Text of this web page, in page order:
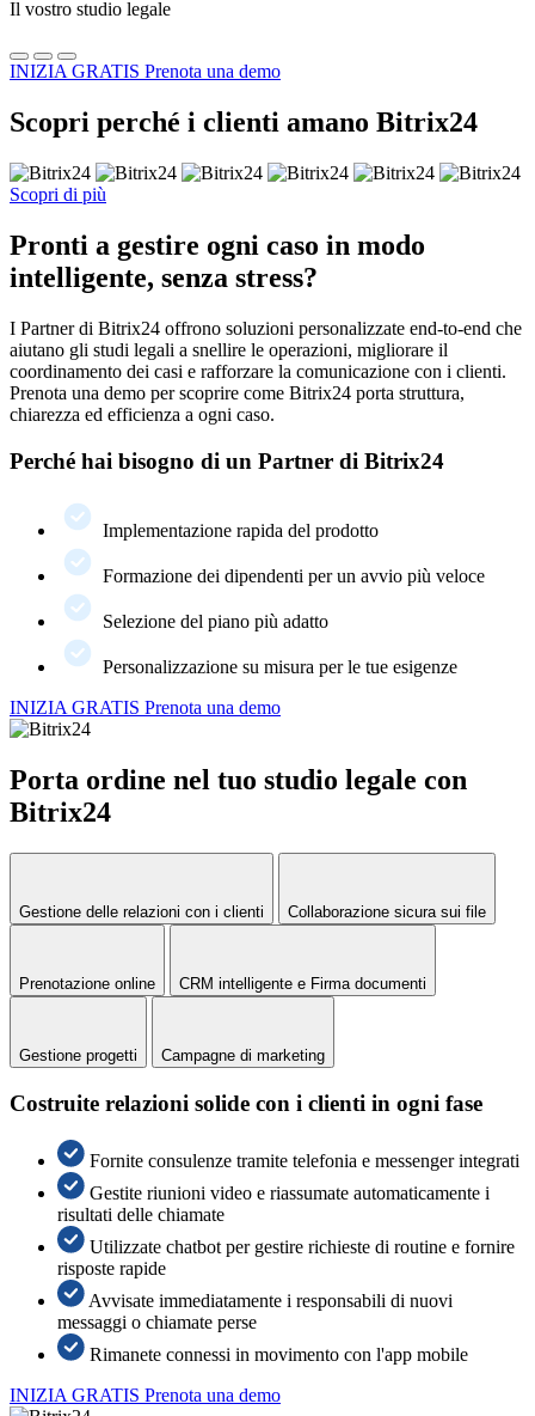
Il vostro studio legale
INIZIA GRATIS Prenota una demo
Scopri perché i clienti amano Bitrix24
Scopri di più
Pronti a gestire ogni caso in modo
intelligente, senza stress?
I Partner di Bitrix24 offrono soluzioni personalizzate end-to-end che
aiutano gli studi legali a snellire le operazioni, migliorare il
coordinamento dei casi e rafforzare la comunicazione con i clienti.
Prenota una demo per scoprire come Bitrix24 porta struttura,
chiarezza ed efficienza a ogni caso.
Perché hai bisogno di un Partner di Bitrix24
Implementazione rapida del prodotto
Formazione dei dipendenti per un avvio più veloce
Selezione del piano più adatto
Personalizzazione su misura per le tue esigenze
INIZIA GRATIS Prenota una demo
Porta ordine nel tuo studio legale con
Bitrix24
Gestione delle relazioni con i clienti Collaborazione sicura sui file
Prenotazione online CRM intelligente e Firma documenti
Gestione progetti Campagne di marketing
Costruite relazioni solide con i clienti in ogni fase
Fornite consulenze tramite telefonia e messenger integrati
Gestite riunioni video e riassumate automaticamente i
risultati delle chiamate
Utilizzate chatbot per gestire richieste di routine e fornire
risposte rapide
Avvisate immediatamente i responsabili di nuovi
messaggi o chiamate perse
Rimanete connessi in movimento con l'app mobile
INIZIA GRATIS Prenota una demo